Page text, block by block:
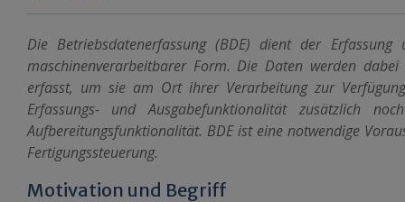
Die Betriebsdatenerfassung (BDE) dient der
maschinenverarbeitbarer Form. Die Daten werden
erfasst, um sie am Ort ihrer Verarbeitung zur
Erfassungs- und Ausgabefunktionalität zusätzlich
Aufbereitungsfunktionalität. BDE ist eine notwendige
Fertigungssteuerung.
Motivation und Begriff